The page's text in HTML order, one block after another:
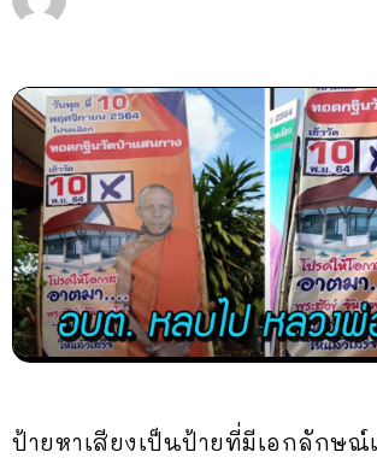
ป้ายหาเสียงเป็นป้ายที่มีเอกลักษณ์